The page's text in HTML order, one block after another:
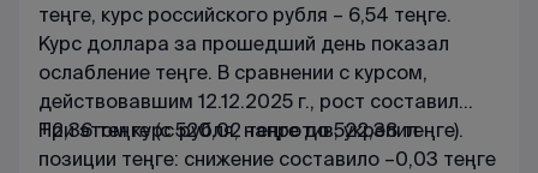
теңге, курс российского рубля – 6,54 теңге.
Курс доллара за прошедший день показал
ослабление теңге. В сравнении с курсом,
действовавшим 12.12.2025 г., рост составил
+2,36 теңге (с 520,02 теңге до 522,38 теңге).
При этом курс рубля, напротив, укрепил
позиции теңге: снижение составило –0,03 теңге